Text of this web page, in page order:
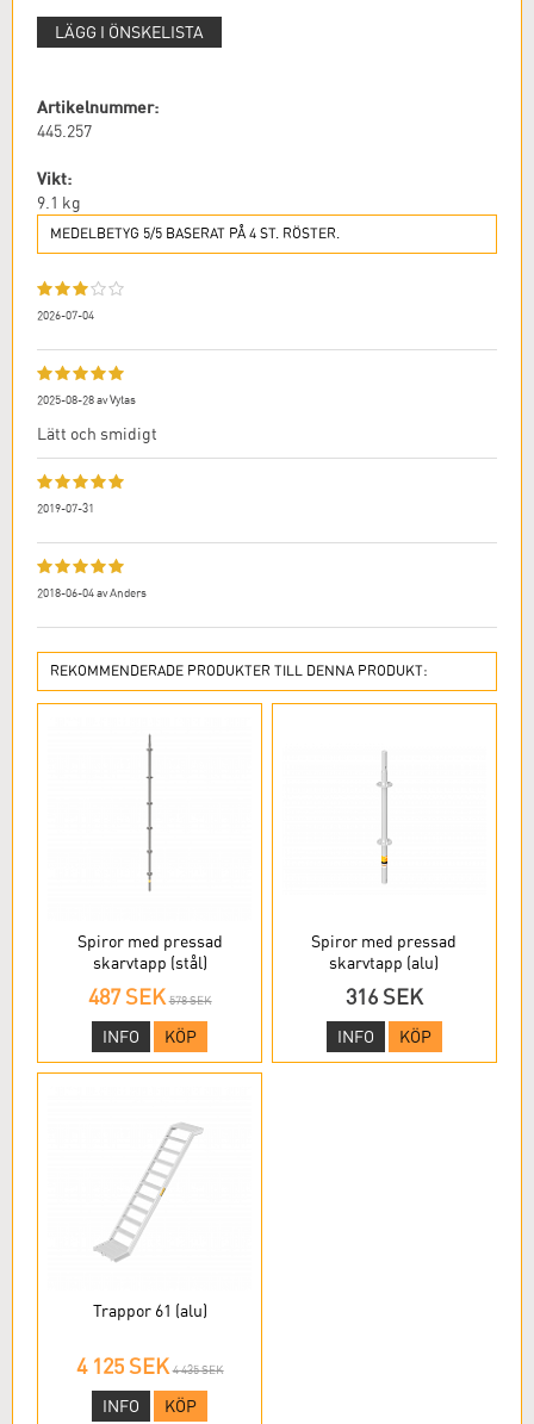
LÄGG I ÖNSKELISTA
Artikelnummer:
445.257
Vikt:
9.1 kg
MEDELBETYG 5/5 BASERAT PÅ 4 ST. RÖSTER.
2026-07-04
2025-08-28avVytas
Lätt och smidigt
2019-07-31
2018-06-04avAnders
REKOMMENDERADE PRODUKTER TILL DENNA PRODUKT:
Spiror med pressad
skarvtapp (stål)
487 SEK 578 SEK
INFO KÖP
Spiror med pressad
skarvtapp (alu)
316 SEK
INFO KÖP
Trappor 61 (alu)
4 125 SEK 4 435 SEK
INFO KÖP